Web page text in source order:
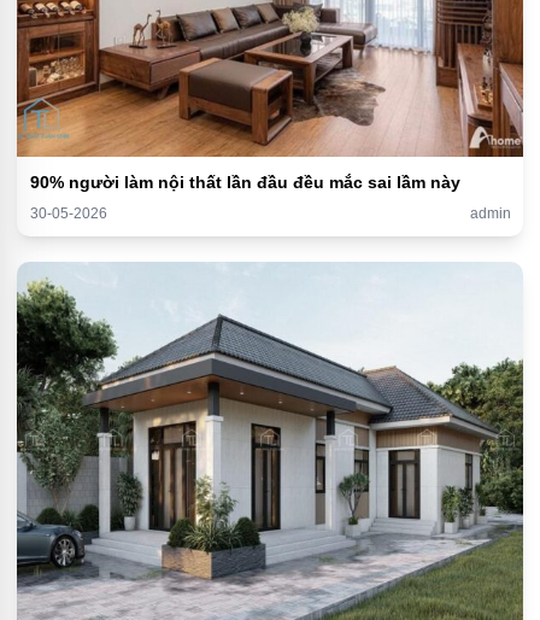
90% người làm nội thất lần đầu đều mắc sai lầm này
30-05-2026 admin